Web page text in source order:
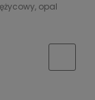
opal